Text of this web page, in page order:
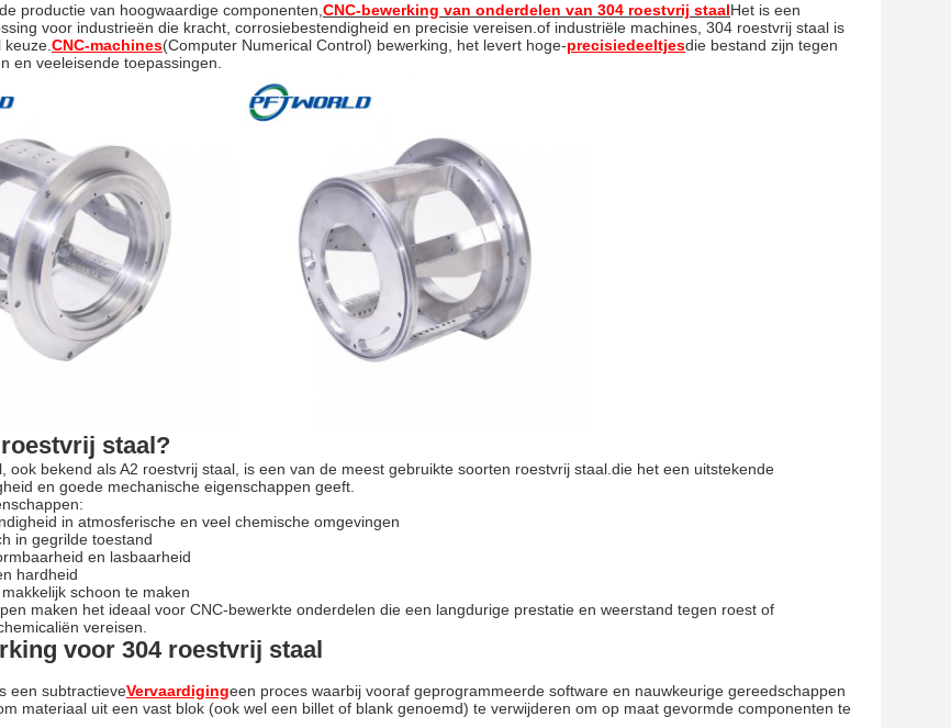
productie van hoogwaardige componenten, CNC-bewerking van onderdelen van 304 roestvrij staalHet is een
voor industrieën die kracht, corrosiebestendigheid en precisie vereisen.of industriële machines, 304 roestvrij staal is
CNC-machines(Computer Numerical Control) bewerking, het levert hoge-precisiedeeltjesdie bestand zijn tegen
en veeleisende toepassingen.
staal?
ook bekend als A2 roestvrij staal, is een van de meest gebruikte soorten roestvrij staal.die het een uitstekende
en goede mechanische eigenschappen geeft.
in atmosferische en veel chemische omgevingen
in gegrilde toestand
en lasbaarheid
hardheid
schoon te maken
maken het ideaal voor CNC-bewerkte onderdelen die een langdurige prestatie en weerstand tegen roest of
vereisen.
voor 304 roestvrij staal
een subtractieveVervaardigingeen proces waarbij vooraf geprogrammeerde software en nauwkeurige gereedschappen
materiaal uit een vast blok (ook wel een billet of blank genoemd) te verwijderen om op maat gevormde componenten te